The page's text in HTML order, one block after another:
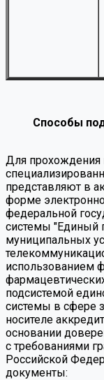
Способы
Для прохождения
представляют в
форме
федеральной
системы "Единый
муниципальных
использованием
подсистемой
системы в сфере
носителе
основании
с требованиями
Российской
документы: